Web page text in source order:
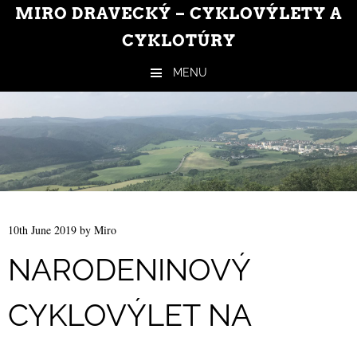
MIRO DRAVECKÝ – CYKLOVÝLETY A
CYKLOTÚRY
MENU
10th June 2019 by Miro
NARODENINOVÝ
CYKLOVÝLET NA